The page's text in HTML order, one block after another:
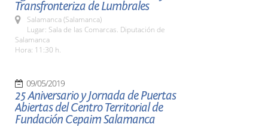
Transfronteriza de Lumbrales
Salamanca (Salamanca)
Lugar: Sala de las Comarcas. Diputación de
Salamanca
Hora: 11:30 h.
09/05/2019
25 Aniversario y Jornada de Puertas
Abiertas del Centro Territorial de
Fundación Cepaim Salamanca